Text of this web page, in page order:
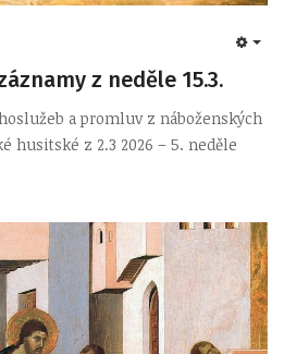
z neděle 15.3.
a promluv z náboženských
husitské z 2.3 2026 – 5. neděle